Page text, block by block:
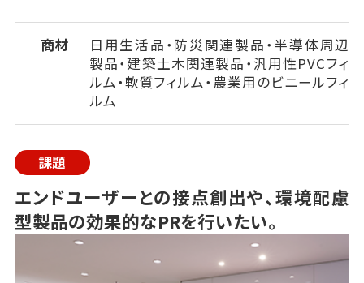
商材
日用生活品・防災関連製品・半導体周辺
製品・建築土木関連製品・汎用性PVCフィ
ルム・軟質フィルム・農業用のビニールフィ
ルム
課題
エンドユーザーとの接点創出や、環境配慮
型製品の効果的なPRを行いたい。